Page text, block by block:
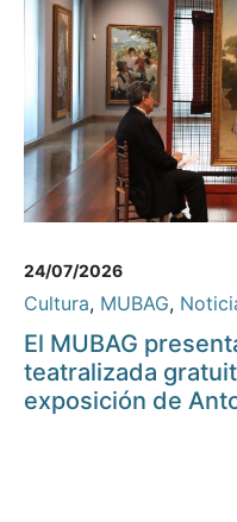
24/07/2026
Cultura, MUBAG,
El MUBAG
teatralizada
exposición de